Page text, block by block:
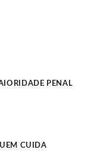
PENAL
CUIDA